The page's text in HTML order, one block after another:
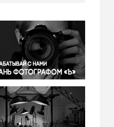
Окружающая среда
Политика
Правосудие
Происшествия и конфликты
Религия
Светская жизнь
Спорт
Экология
Экономика и бизнес